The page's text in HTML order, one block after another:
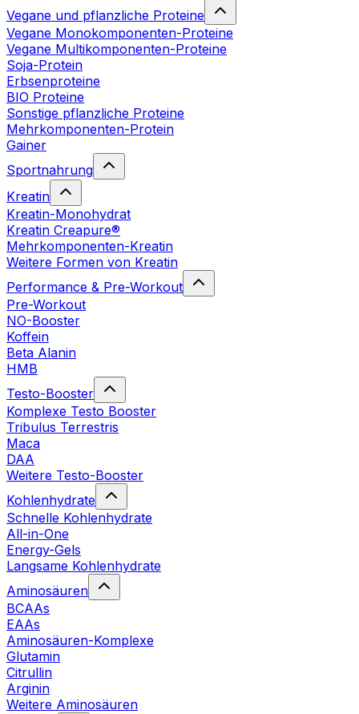
Vegane und pflanzliche Proteine
Vegane Monokomponenten-Proteine
Vegane Multikomponenten-Proteine
Soja-Protein
Erbsenproteine
BIO Proteine
Sonstige pflanzliche Proteine
Mehrkomponenten-Protein
Gainer
Sportnahrung
Kreatin
Kreatin-Monohydrat
Kreatin Creapure®
Mehrkomponenten-Kreatin
Weitere Formen von Kreatin
Performance & Pre-Workout
Pre-Workout
NO-Booster
Koffein
Beta Alanin
HMB
Testo-Booster
Komplexe Testo Booster
Tribulus Terrestris
Maca
DAA
Weitere Testo-Booster
Kohlenhydrate
Schnelle Kohlenhydrate
All-in-One
Energy-Gels
Langsame Kohlenhydrate
Aminosäuren
BCAAs
EAAs
Aminosäuren-Komplexe
Glutamin
Citrullin
Arginin
Weitere Aminosäuren